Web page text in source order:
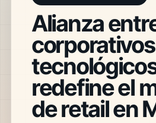
Alianza
corporativos
redefine el
de retail en